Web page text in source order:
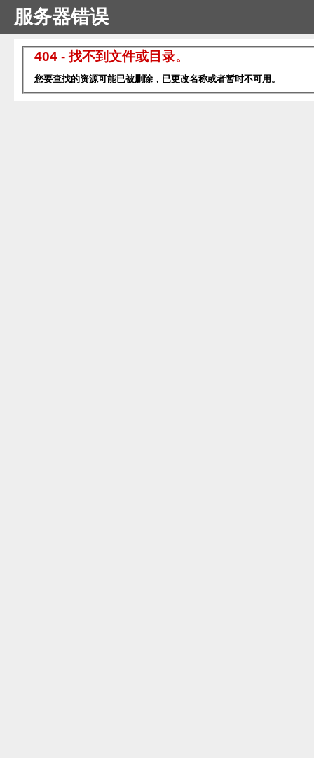
服务器错误
404 - 找不到文件或目录。
您要查找的资源可能已被删除，已更改名称或者暂时不可用。